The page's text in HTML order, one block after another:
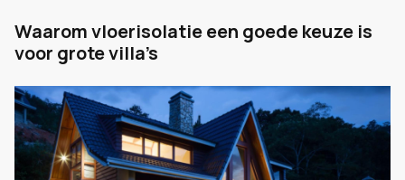
Waarom vloerisolatie een goede keuze is
voor grote villa’s